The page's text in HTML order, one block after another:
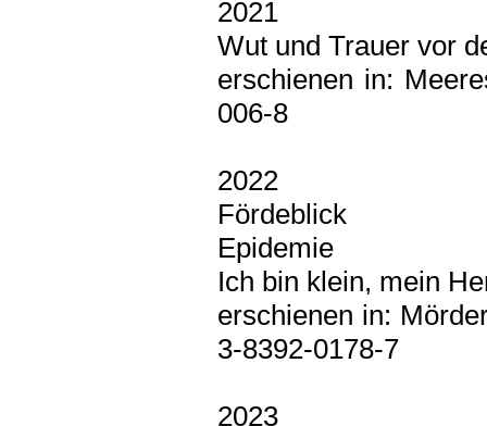
2021
Wut und Trauer vor
erschienen in:
006-8
2022
Fördeblick
Epidemie
Ich bin klein, mein
erschienen in:
3-8392-0178-7
2023